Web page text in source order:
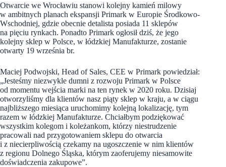
Otwarcie we Wrocławiu stanowi kolejny kamień milowy
w ambitnych planach ekspansji Primark w Europie Środkowo-
Wschodniej, gdzie obecnie detalista posiada 11 sklepów
na pięciu rynkach. Ponadto Primark ogłosił dziś, że jego
kolejny sklep w Polsce, w łódzkiej Manufakturze, zostanie
otwarty 19 września br.
Maciej Podwojski, Head of Sales, CEE w Primark powiedział:
„Jesteśmy niezwykle dumni z rozwoju Primark w Polsce
od momentu wejścia marki na ten rynek w 2020 roku. Dzisiaj
otworzyliśmy dla klientów nasz piąty sklep w kraju, a w ciągu
najbliższego miesiąca uruchomimy kolejną lokalizację, tym
razem w łódzkiej Manufakturze. Chciałbym podziękować
wszystkim kolegom i koleżankom, którzy niestrudzenie
pracowali nad przygotowaniem sklepu do otwarcia
i z niecierpliwością czekamy na ugoszczenie w nim klientów
z regionu Dolnego Śląska, którym zaoferujemy niesamowite
doświadczenia zakupowe”.